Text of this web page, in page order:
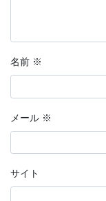
名前 ※
メール ※
サイト